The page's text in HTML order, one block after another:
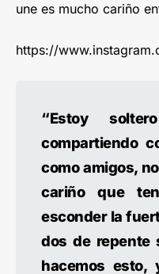
une es mucho cariño
https://
“Estoy
compartiendo
como amigos,
cariño que
esconder la
dos de repente
hacemos esto,